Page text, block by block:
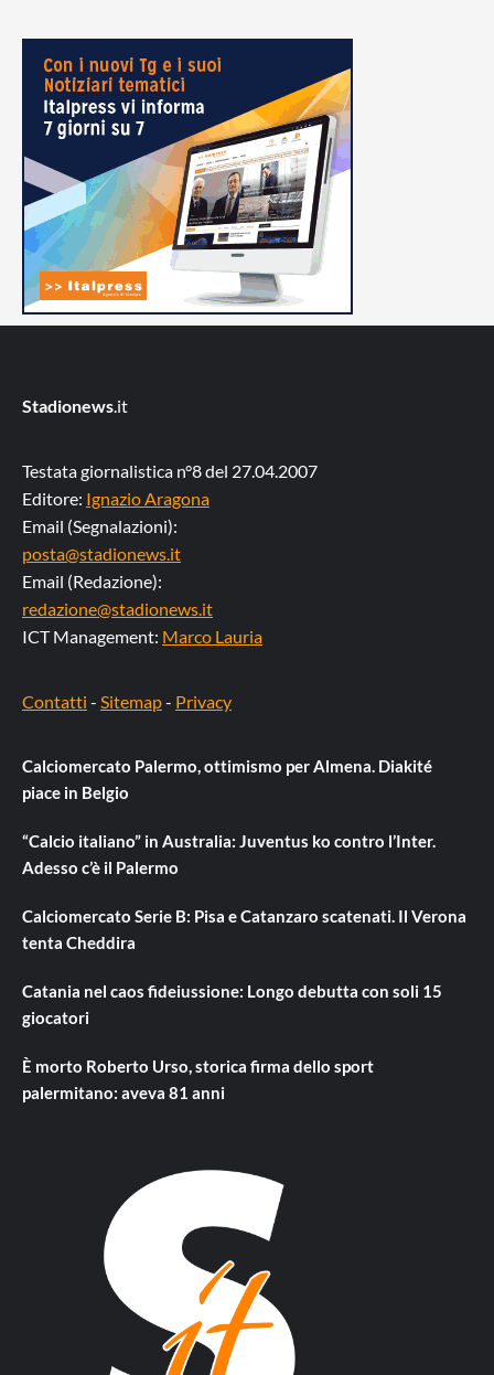
Stadionews.it
Testata giornalistica n°8 del 27.04.2007
Editore: Ignazio Aragona
Email (Segnalazioni):
posta@stadionews.it
Email (Redazione):
redazione@stadionews.it
ICT Management: Marco Lauria
Contatti - Sitemap- Privacy
Calciomercato Palermo, ottimismo per Almena. Diakité
piace in Belgio
“Calcio italiano” in Australia: Juventus ko contro l’Inter.
Adesso c’è il Palermo
Calciomercato Serie B: Pisa e Catanzaro scatenati. Il Verona
tenta Cheddira
Catania nel caos fideiussione: Longo debutta con soli 15
giocatori
È morto Roberto Urso, storica firma dello sport
palermitano: aveva 81 anni